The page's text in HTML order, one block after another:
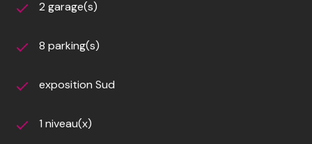
Terrain arboré de 2 000 m²
Environnement calme et verdoyant
Une opportunité idéale pour une famille à la recherche
Contactez-nous dès maintenant pour organiser une
2 garage(s)
8 parking(s)
exposition Sud
1 niveau(x)